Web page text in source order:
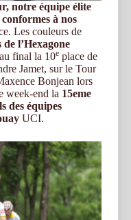
notre équipe élite
à nos
Les couleurs de
l’Hexagone
final la 10e place de
Jamet, sur le Tour
Bonjean lors
week-end la 15eme
des équipes
UCI.